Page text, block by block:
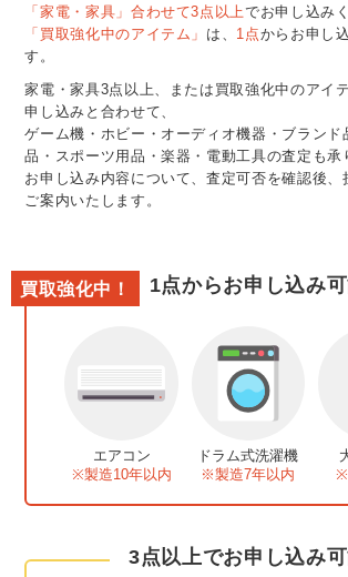
「家電・家具」合わせて3点以上でお申し込み
「買取強化中のアイテム」 は、 1点からお申し
す。
家電・家具3点以上、または買取強化中のアイ
申し込みと合わせて、
ゲーム機・ホビー・オーディオ機器・ブランド
品・スポーツ用品・楽器・電動工具の査定も承
お申し込み内容について、査定可否を確認後、
ご案内いたします。
買取強化中！ 1点からお申し込み
エアコン
※製造10年以内
ドラム式洗濯機
※製造7年以内
3点以上でお申し込み